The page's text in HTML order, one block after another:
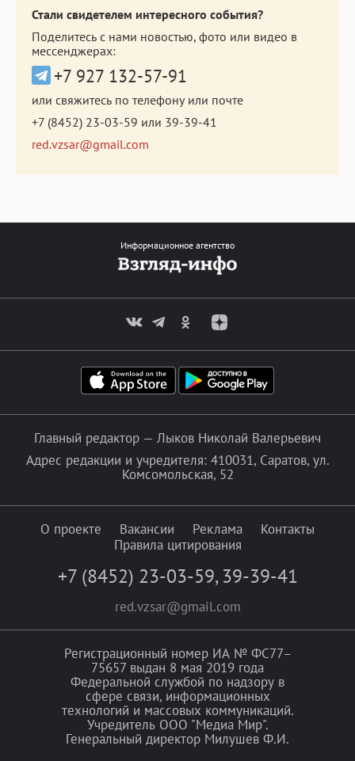
Стали свидетелем интересного события?
Поделитесь с нами новостью, фото или видео в
мессенджерах:
+7 927 132-57-91
или свяжитесь по телефону или почте
+7 (8452) 23-03-59 или 39-39-41
red.vzsar@gmail.com
Информационное агентство
Главный редактор — Лыков Николай Валерьевич
Адрес редакции и учредителя: 410031, Саратов, ул.
Комсомольская, 52
О проекте Вакансии Реклама
Контакты
Правила цитирования
+7 (8452) 23-03-59, 39-39-41
red.vzsar@gmail.com
Регистрационный номер ИА № ФС77–
75657 выдан 8 мая 2019 года
Федеральной службой по надзору в
сфере связи, информационных
технологий и массовых коммуникаций.
Учредитель ООО "Медиа Мир".
Генеральный директор Милушев Ф.И.